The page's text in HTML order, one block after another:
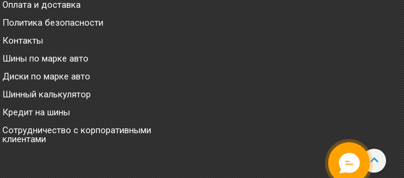
Оплата и доставка
Политика безопасности
Контакты
Шины по марке авто
Диски по марке авто
Шинный калькулятор
Кредит на шины
Сотрудничество с корпоративными
клиентами